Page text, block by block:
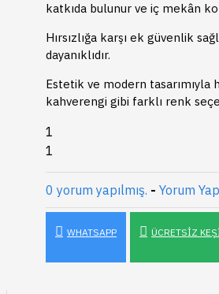
katkıda bulunur ve iç mekân
Hırsızlığa karşı ek güvenlik
dayanıklıdır.
Estetik ve modern tasarımıyla
kahverengi gibi farklı renk
1
1
0 yorum yapılmış. - Yorum Yap
WHATSAPP ÜCRETSIZ